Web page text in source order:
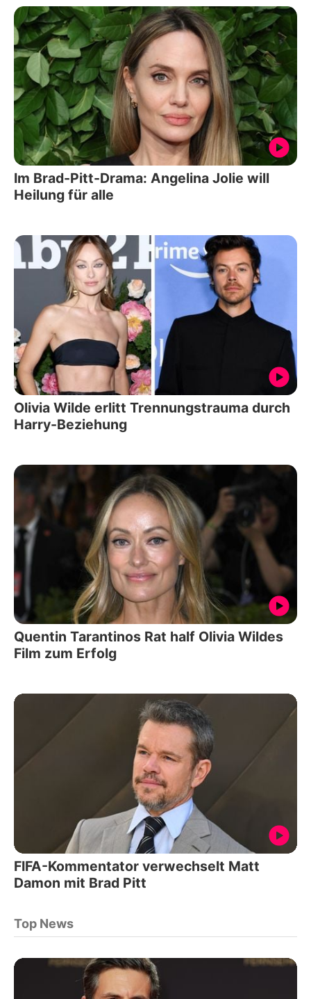
Im Brad-Pitt-Drama: Angelina Jolie will
Heilung für alle
Olivia Wilde erlitt Trennungstrauma durch
Harry-Beziehung
Quentin Tarantinos Rat half Olivia Wildes
Film zum Erfolg
FIFA-Kommentator verwechselt Matt
Damon mit Brad Pitt
Top News